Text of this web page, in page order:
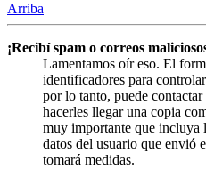
Arriba
¡Recibí spam o correos
Lamentamos oír eso. El
identificadores para
por lo tanto, puede
hacerles llegar una copia
muy importante que incluya
datos del usuario que envió
tomará medidas.